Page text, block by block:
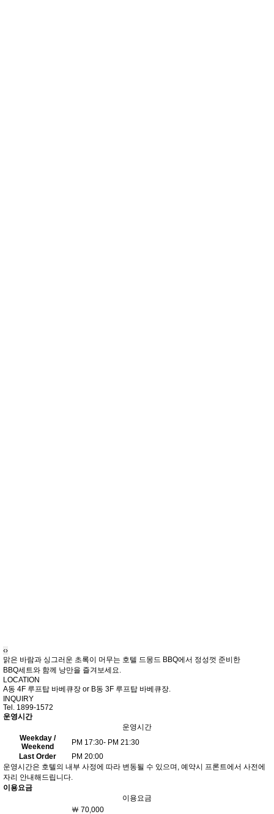
‹›
맑은 바람과 싱그러운 초록이 머무는 호텔 드몽드 BBQ에서 정성껏 준비한
BBQ세트와 함께 낭만을 즐겨보세요.
LOCATION
A동 4F 루프탑 바베큐장 or B동 3F 루프탑 바베큐장.
INQUIRY
Tel. 1899-1572
운영시간
운영시간
Weekday /
Weekend
PM 17:30- PM 21:30
Last Order
PM 20:00
운영시간은 호텔의 내부 사정에 따라 변동될 수 있으며, 예약시 프론트에서 사전에
자리 안내해드립니다.
이용요금
이용요금
￦ 70,000